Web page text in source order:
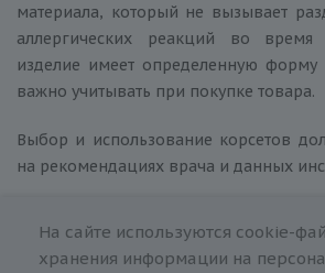
материала, который не вызывает
аллергических реакций во
изделие имеет определенную
важно учитывать при покупке товара.
Выбор и использование корсетов
на рекомендациях врача и данных
Как купить бандаж
На сайте используются cookie-
хранения информации на